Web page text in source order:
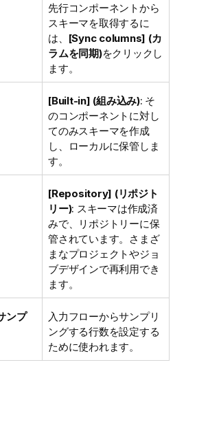
先行コンポーネントから
スキーマを取得するに
は、 [Sync columns] (カ
ラムを同期)をクリックし
ます。
[Built-in] (組み込み): そ
のコンポーネントに対し
てのみスキーマを作成
し、ローカルに保管しま
す。
[Repository] (リポジト
リー): スキーマは作成済
みで、リポジトリーに保
管されています。さまざ
まなプロジェクトやジョ
ブデザインで再利用でき
ます。
ンプ
入力フローからサンプリ
ングする行数を設定する
ために使われます。